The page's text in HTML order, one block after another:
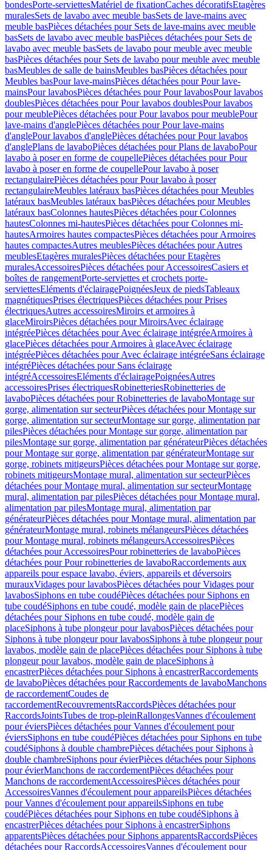
bondesPorte-serviettesMatériel de fixationCaches décoratifsEtagères
muralesSets de lavabo avec meuble basSets de lave-mains avec
meuble basPièces détachées pour Sets de lave-mains avec meuble
basSets de lavabo avec meuble basPièces détachées pour Sets de
lavabo avec meuble basSets de lavabo pour meuble avec meuble
basPièces détachées pour Sets de lavabo pour meuble avec meuble
basMeubles de salle de bainsMeubles basPièces détachées pour
Meubles basPour lave-mainsPièces détachées pour Pour lave-
mainsPour lavabosPièces détachées pour Pour lavabosPour lavabos
doublesPièces détachées pour Pour lavabos doublesPour lavabos
pour meublePièces détachées pour Pour lavabos pour meublePour
lave-mains d'anglePièces détachées pour Pour lave-mains
d'anglePour lavabos d'anglePièces détachées pour Pour lavabos
d'anglePlans de lavaboPièces détachées pour Plans de lavaboPour
lavabo à poser en forme de coupellePièces détachées pour Pour
lavabo à poser en forme de coupellePour lavabo à poser
rectangulairePièces détachées pour Pour lavabo à poser
rectangulaireMeubles latéraux basPièces détachées pour Meubles
latéraux basMeubles latéraux basPièces détachées pour Meubles
latéraux basColonnes hautesPièces détachées pour Colonnes
hautesColonnes mi-hautesPièces détachées pour Colonnes mi-
hautesArmoires hautes compactesPièces détachées pour Armoires
hautes compactesAutres meublesPièces détachées pour Autres
meublesEtagères muralesPièces détachées pour Etagères
muralesAccessoiresPièces détachées pour AccessoiresCasiers et
boîtes de rangementPorte-serviettes et crochets porte-
serviettesEléments d'éclairagePoignéesJeux de piedsTableaux
magnétiquesPrises électriquesPièces détachées pour Prises
électriquesAutres accessoiresMiroirs et armoires à
glaceMiroirsPièces détachées pour MiroirsAvec éclairage
intégréePièces détachées pour Avec éclairage intégréeArmoires à
glacePièces détachées pour Armoires à glaceAvec éclairage
intégréePièces détachées pour Avec éclairage intégréeSans éclairage
intégréPièces détachées pour Sans éclairage
intégréAccessoiresEléments d'éclairagePoignéesAutres
accessoiresPrises électriquesRobinetteriesRobinetteries de
lavaboPièces détachées pour Robinetteries de lavaboMontage sur
gorge, alimentation sur secteurPièces détachées pour Montage sur
gorge, alimentation sur secteurMontage sur gorge, alimentation par
pilesPièces détachées pour Montage sur gorge, alimentation par
pilesMontage sur gorge, alimentation par générateurPièces détachées
pour Montage sur gorge, alimentation par générateurMontage sur
gorge, robinets mitigeursPièces détachées pour Montage sur gorge,
robinets mitigeursMontage mural, alimentation sur secteurPièces
détachées pour Montage mural, alimentation sur secteurMontage
mural, alimentation par pilesPièces détachées pour Montage mural,
alimentation par pilesMontage mural, alimentation par
générateurPièces détachées pour Montage mural, alimentation par
générateurMontage mural, robinets mélangeursPièces détachées
pour Montage mural, robinets mélangeursAccessoiresPièces
détachées pour AccessoiresPour robinetteries de lavaboPièces
détachées pour Pour robinetteries de lavaboRaccordements aux
appareils pour espace lavabo, éviers, appareils et déversoirs
murauxVidages pour lavabosPièces détachées pour Vidages pour
lavabosSiphons en tube coudéPièces détachées pour Siphons en
tube coudéSiphons en tube coudé, modèle gain de placePièces
détachées pour Siphons en tube coudé, modèle gain de
placeSiphons à tube plongeur pour lavabosPièces détachées pour
Siphons à tube plongeur pour lavabosSiphons à tube plongeur pour
lavabos, modèle gain de placePièces détachées pour Siphons à tube
plongeur pour lavabos, modèle gain de placeSiphons à
encastrerPièces détachées pour Siphons à encastrerRaccordements
de lavaboPièces détachées pour Raccordements de lavaboManchons
de raccordementCoudes de
raccordementRecouvrementsRaccordsPièces détachées pour
RaccordsJointsTubes de trop-pleinRallongesVannes d'écoulement
pour éviersPièces détachées pour Vannes d'écoulement pour
éviersSiphons en tube coudéPièces détachées pour Siphons en tube
coudéSiphons à double chambrePièces détachées pour Siphons à
double chambreSiphons pour évierPièces détachées pour Siphons
pour évierManchons de raccordementPièces détachées pour
Manchons de raccordementAccessoiresPièces détachées pour
AccessoiresVannes d'écoulement pour appareilsPièces détachées
pour Vannes d'écoulement pour appareilsSiphons en tube
coudéPièces détachées pour Siphons en tube coudéSiphons à
encastrerPièces détachées pour Siphons à encastrerSiphons
apparentsPièces détachées pour Siphons apparentsRaccordsPièces
détachées pour RaccordsAccessoiresVannes d'écoulement pour